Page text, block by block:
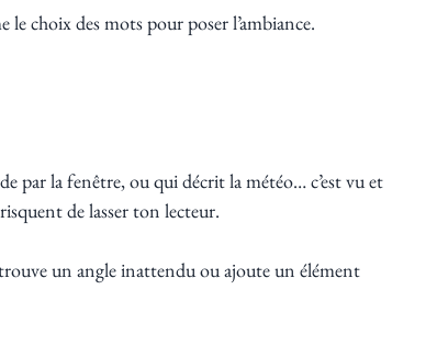
le choix des mots pour poser l’ambiance.
par la fenêtre, ou qui décrit la météo… c’est vu et
de lasser ton lecteur.
un angle inattendu ou ajoute un élément